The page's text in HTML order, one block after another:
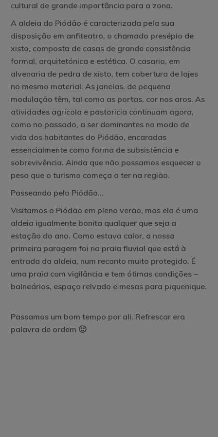
cultural de grande importância para a zona.
A aldeia do Piódão é caracterizada pela sua
disposição em anfiteatro, o chamado presépio de
xisto, composta de casas de grande consistência
formal, arquitetónica e estética. O casario, em
alvenaria de pedra de xisto, tem cobertura de lajes
no mesmo material. As janelas, de pequena
modulação têm, tal como as portas, cor nos aros. As
atividades agrícola e pastorícia continuam agora,
como no passado, a ser dominantes no modo de
vida dos habitantes do Piódão, encaradas
essencialmente como forma de subsistência e
sobrevivência. Ainda que não possamos esquecer o
peso que o turismo começa a ter na região.
Passeando pelo Piódão…
Visitamos o Piódão em pleno verão, mas ela é uma
aldeia igualmente bonita qualquer que seja a
estação do ano. Como estava calor, a nossa
primeira paragem foi na praia fluvial que está à
entrada da aldeia, num recanto muito protegido. É
uma praia com vigilância e tem ótimas condições –
balneários, espaço relvado e mesas para piquenique.
Passamos um bom tempo por ali. Refrescar era
palavra de ordem 🙂